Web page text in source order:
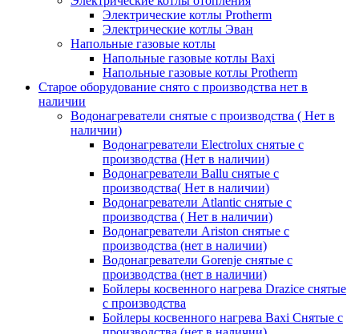
Электрические котлы Protherm
Электрические котлы Эван
Напольные газовые котлы
Напольные газовые котлы Baxi
Напольные газовые котлы Protherm
Старое оборудование снято с производства нет в
наличии
Водонагреватели снятые с производства ( Нет в
наличии)
Водонагреватели Electrolux снятые с
производства (Нет в наличии)
Водонагреватели Ballu снятые с
производства( Нет в наличии)
Водонагреватели Atlantic снятые с
производства ( Нет в наличии)
Водонагреватели Ariston снятые с
производства (нет в наличии)
Водонагреватели Gorenje снятые с
производства (нет в наличии)
Бойлеры косвенного нагрева Drazice снятые
с производства
Бойлеры косвенного нагрева Baxi Снятые с